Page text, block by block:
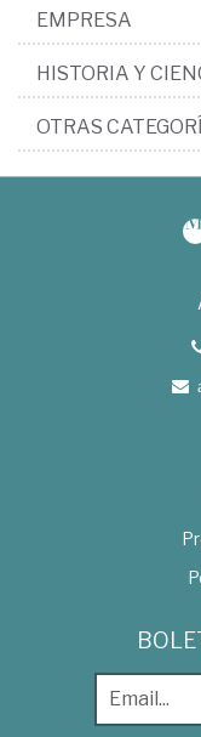
EMPRESA
HISTORIA Y
OTRAS